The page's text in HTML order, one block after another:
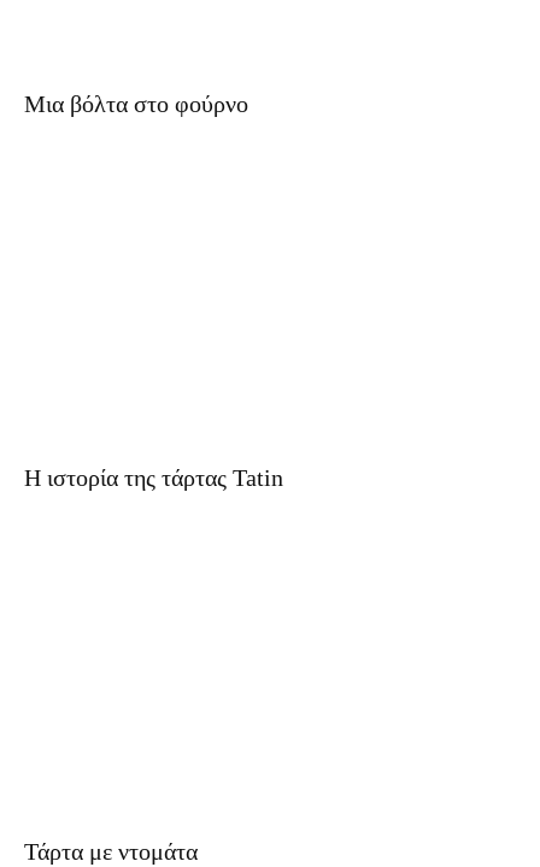
Μια βόλτα στο φούρνo
H ιστορία της τάρτας Tatin
Τάρτα με ντομάτα